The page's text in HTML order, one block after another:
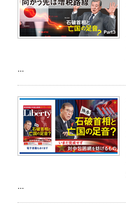
...
...